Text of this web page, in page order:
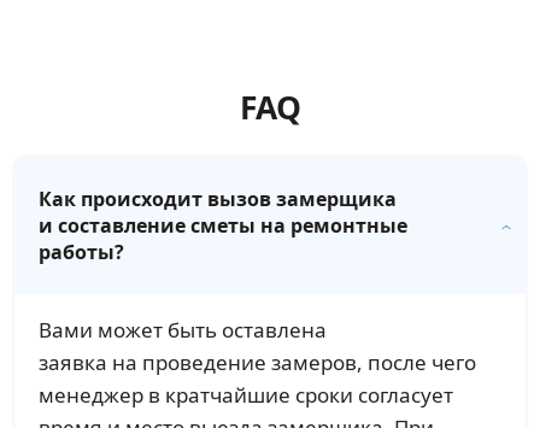
FAQ
Как происходит вызов замерщика
и составление сметы на ремонтные
работы?
Вами может быть оставлена
заявка на проведение замеров, после чего
менеджер в кратчайшие сроки согласует